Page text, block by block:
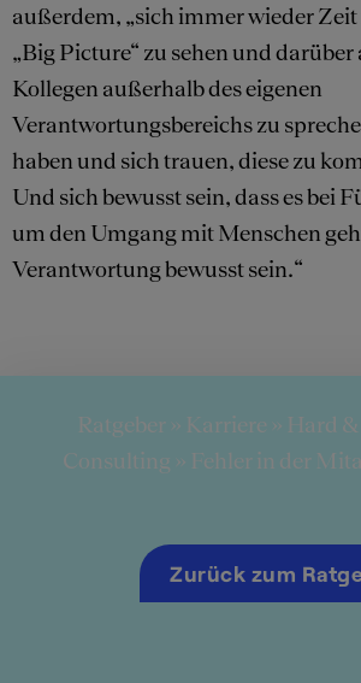
außerdem, „sich immer wieder
„Big Picture“ zu sehen und
Kollegen außerhalb des eigenen
Verantwortungsbereichs zu
haben und sich trauen, diese zu
Und sich bewusst sein, dass es bei
um den Umgang mit Menschen
Verantwortung bewusst sein.“
Ratgeber » Karriere » Hard
Consulting » Fehler in der
Zurück zum